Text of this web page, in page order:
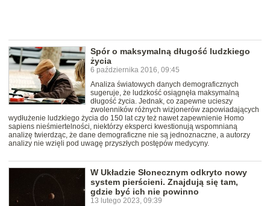
Spór o maksymalną długość ludzkiego
życia
6 października 2016, 09:45
Analiza światowych danych demograficznych
sugeruje, że ludzkość osiągnęła maksymalną
długość życia. Jednak, co zapewne ucieszy
zwolenników różnych wizjonerów zapowiadających
wydłużenie ludzkiego życia do 150 lat czy też nawet zapewnienie Homo
sapiens nieśmiertelności, niektórzy eksperci kwestionują wspomnianą
analizę twierdząc, że dane demograficzne nie są jednoznaczne, a autorzy
analizy nie wzięli pod uwagę przyszłych postępów medycyny.
W Układzie Słonecznym odkryto nowy
system pierścieni. Znajdują się tam,
gdzie być ich nie powinno
13 lutego 2023, 09:39